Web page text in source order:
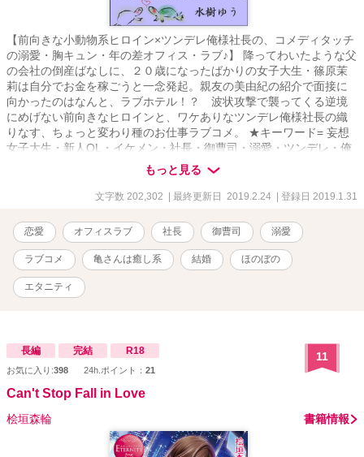
【前向きな小動物系ヒロイン×ツンデレ俺様社長の、コメディタッチ
の溺愛・胸キュン・年の差オフィス・ラブ♪】 降ってわいたような父
の会社の倒産ばなしに、２０歳になったばかりの女子大生・篠原茉
莉は自分でお金を稼ごうと一念発起。親友の美由紀の紹介で面接に
向かったのはなんと、ラブホテル！？ 波状攻撃で襲ってくる逆境
にめげない前向きなヒロインと、ワケありなツンデレ俺様社長の織
りなす、ちょっと変わり種のお仕事ラブコメ。 ★キーワード= 妄想
女子大生・新人OL・イケメン・社長・御曹司・溺愛・ツンデレ・俺
様・婚約破棄・年の差・お仕事・ラブコメ・大人の恋・恋愛・夢・
家族・ペット（ミドリガメ）。 ★基本的に20歳の女性視点のコメデ
ィタッチのストーリーです。（途中幕間として、男性視点もありま
します） ★更新について 1日1～５ページ。1ページは1000文字か
ら2000文字程度です。 ★恋愛小説大賞への応援、ありがとうござい
ました♪ 一ヵ月ほどの連載になるかと思います。前作【ワケあり上司
の愛し方】と少しリンクする部分もありますので、その辺も楽しん
でいただけたら嬉しいです。（全く別の物語ですので、前作が未読
でもお楽しみいただけます）＾＾ 2019/01/31 連載開始
等で更新があがるかもしれません。
もっと見る
文字数 202,302 | 最終更新日 2019.2.24 | 登録日 2019.1.31
恋愛 オフィスラブ 社長 御曹司 溺愛
ラブコメ 亀さんは癒し系 結婚 ほのぼの
エタニティ
長編 完結 R18
お気に入り:398 24h.ポイント： 21
11
Can't Stop Fall in Love
桧垣森輪 書籍情報